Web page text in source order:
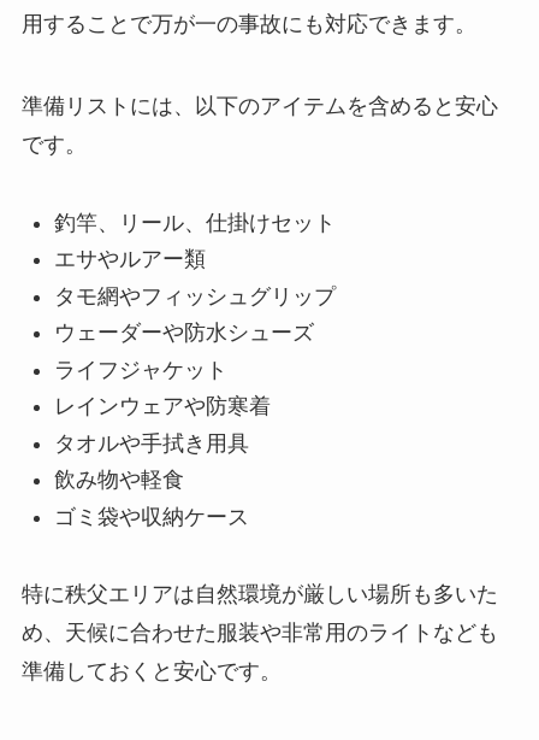
用することで万が一の事故にも対応できます。
準備リストには、以下のアイテムを含めると安心
です。
釣竿、リール、仕掛けセット
エサやルアー類
タモ網やフィッシュグリップ
ウェーダーや防水シューズ
ライフジャケット
レインウェアや防寒着
タオルや手拭き用具
飲み物や軽食
ゴミ袋や収納ケース
特に秩父エリアは自然環境が厳しい場所も多いた
め、天候に合わせた服装や非常用のライトなども
準備しておくと安心です。